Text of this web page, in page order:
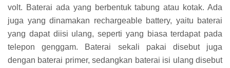
volt. Baterai ada yang berbentuk tabung atau kotak. Ada
juga yang dinamakan rechargeable battery, yaitu baterai
yang dapat diisi ulang, seperti yang biasa terdapat pada
telepon genggam. Baterai sekali pakai disebut juga
dengan baterai primer, sedangkan baterai isi ulang disebut